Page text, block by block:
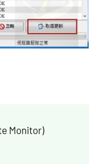
Monitor)